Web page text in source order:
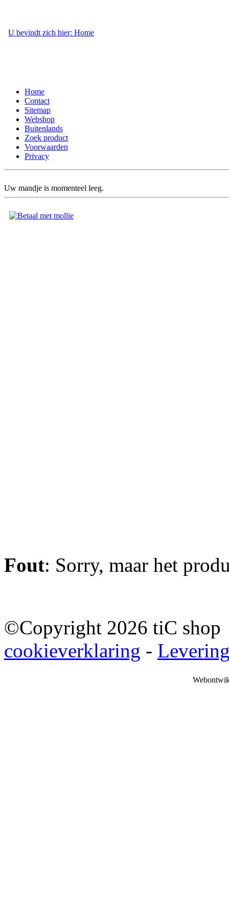
U bevindt zich hier: Home
Home
Contact
Sitemap
Webshop
Buitenlands
Zoek product
Voorwaarden
Privacy
Uw mandje is momenteel leeg.
Fout: Sorry, maar het
©Copyright 2026 tiC
cookieverklaring -